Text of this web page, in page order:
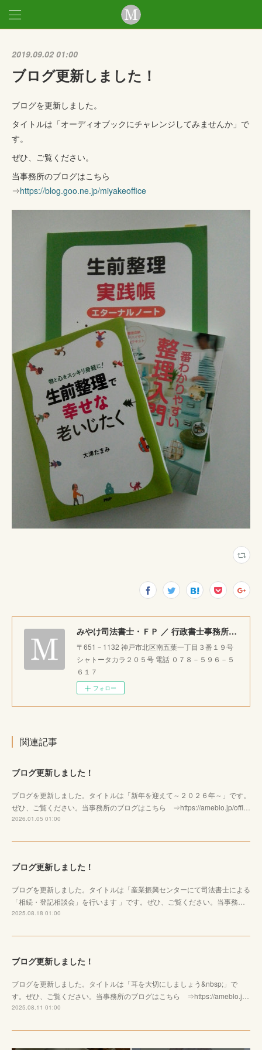
2019.09.02 01:00
ブログ更新しました！
ブログを更新しました。
タイトルは「オーディオブックにチャレンジしてみませんか」で
す。
ぜひ、ご覧ください。
当事務所のブログはこちら
⇒https://blog.goo.ne.jp/miyakeoffice
みやけ司法書士・ＦＰ ／ 行政書士事務所 ｜神戸市北区で相続・成年後見・生前整理のご相談をお受けしています。
〒651－1132 神戸市北区南五葉一丁目３番１９号
シャトータカラ２０５号 電話 ０７８－５９６－５
６１７
フォロー
関連記事
ブログ更新しました！
ブログを更新しました。タイトルは「新年を迎えて～２０２６年～」です。
ぜひ、ご覧ください。当事務所のブログはこちら ⇒https://ameblo.jp/offi…
2026.01.05 01:00
ブログ更新しました！
ブログを更新しました。タイトルは「産業振興センターにて司法書士による
「相続・登記相談会」を行います 」です。ぜひ、ご覧ください。当事務…
2025.08.18 01:00
ブログ更新しました！
ブログを更新しました。タイトルは「耳を大切にしましょう&nbsp;」で
す。ぜひ、ご覧ください。当事務所のブログはこちら ⇒https://ameblo.j…
2025.08.11 01:00